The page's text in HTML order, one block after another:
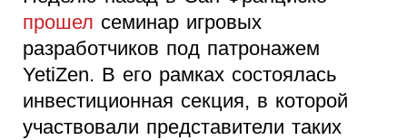
прошел семинар игровых
разработчиков под патронажем
YetiZen. В его рамках состоялась
инвестиционная секция, в которой
участвовали представители таких